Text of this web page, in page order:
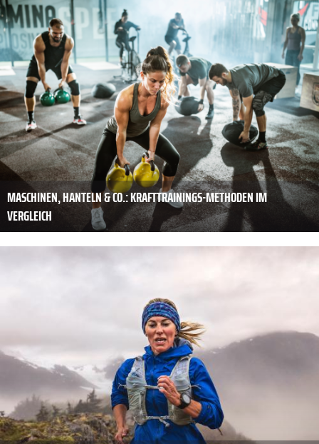
MASCHINEN, HANTELN & CO.: KRAFTTRAININGS-METHODEN IM
VERGLEICH